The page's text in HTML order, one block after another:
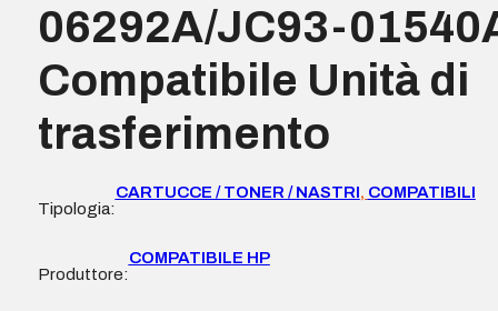
06292A/JC93-
Compatibile Unità di
trasferimento
Tipologia:
CARTUCCE / TONER / NASTRI, COMPATIBILI
Produttore:
COMPATIBILE HP